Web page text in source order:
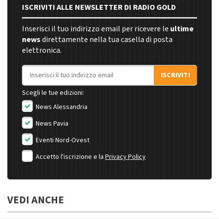
ISCRIVITI ALLE NEWSLETTER DI RADIO GOLD
Inserisci il tuo indirizzo email per ricevere le ultime
newsdirettamente nella tua casella di posta
elettronica.
Indirizzo email
ISCRIVITI
Scegli le tue edizioni:
News Alessandria
News Pavia
Eventi Nord-Ovest
Accetto l'iscrizione e la Privacy Policy
VEDI ANCHE